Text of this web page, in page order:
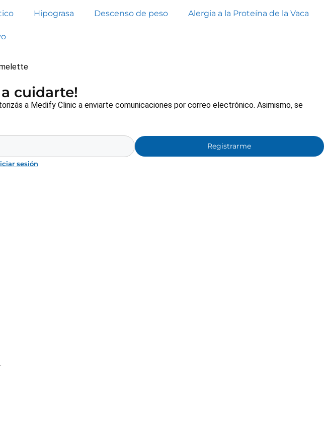
Hipograsa Descenso de peso Alergia a la Proteína de la Vaca
cuidarte!
a Medify Clinic a enviarte comunicaciones por correo electrónico. Asimismo, se
Registrarme
sesión